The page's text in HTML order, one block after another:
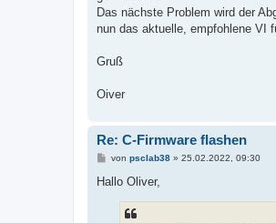
Das nächste Problem wird der
nun das aktuelle, empfohlene VI
Gruß
Oiver
Re: C-Firmware flashen
B
i
von psclab38» 25.02.2022, 09:30
Hallo Oliver,